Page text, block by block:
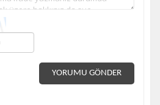
YORUMU GÖNDER